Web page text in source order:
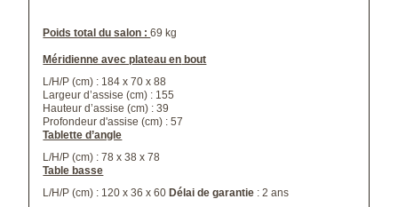
Poids total du salon :69 kg
Méridienne avec plateau en bout
L/H/P (cm) : 184 x 70 x 88
Largeur d’assise (cm) : 155
Hauteur d’assise (cm) : 39
Profondeur d'assise (cm) : 57
Tablette d’angle
L/H/P (cm) : 78 x 38 x 78
Table basse
L/H/P (cm) : 120 x 36 x 60 Délai de garantie : 2 ans